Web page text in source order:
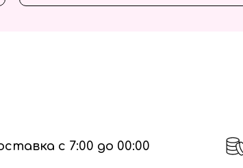
с 7:00 до 00:00